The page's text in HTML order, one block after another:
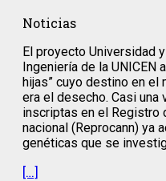
Noticias
El proyecto Universidad
Ingeniería de la UNICEN
hijas” cuyo destino en el
era el desecho. Casi una
inscriptas en el Registro
nacional (Reprocann) ya
genéticas que se
[…]